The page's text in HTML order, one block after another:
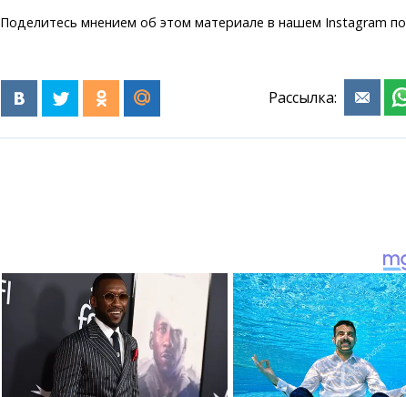
Поделитесь мнением об этом материале в нашем Instagram по
Рассылка: